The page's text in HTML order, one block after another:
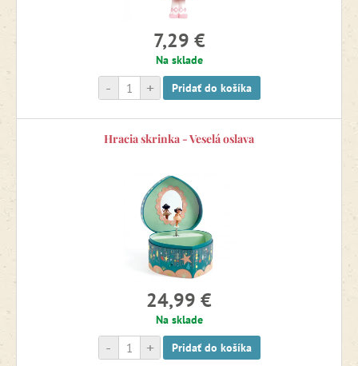
7,29 €
Na sklade
+
- Pridať do košíka
Hracia skrinka - Veselá oslava
24,99 €
Na sklade
+
- Pridať do košíka